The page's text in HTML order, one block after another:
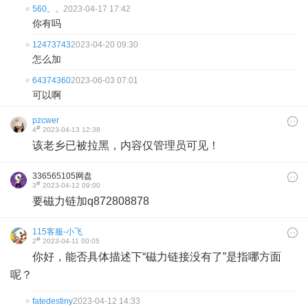
560。。 2023-04-17 17:42
你有吗
124737432023-04-20 09:30
怎么加
643743602023-06-03 07:01
可以啊
pzcwer
4# 2023-04-13 12:38
该老乡已被拉黑，内容仅管理员可见！
336565105网盘
3# 2023-04-12 09:00
要磁力链加q872808878
115客服-小飞
2# 2023-04-11 00:05
你好，能否具体描述下“磁力链接没有了”是指哪方面
呢？
fatedestiny2023-04-12 14:33